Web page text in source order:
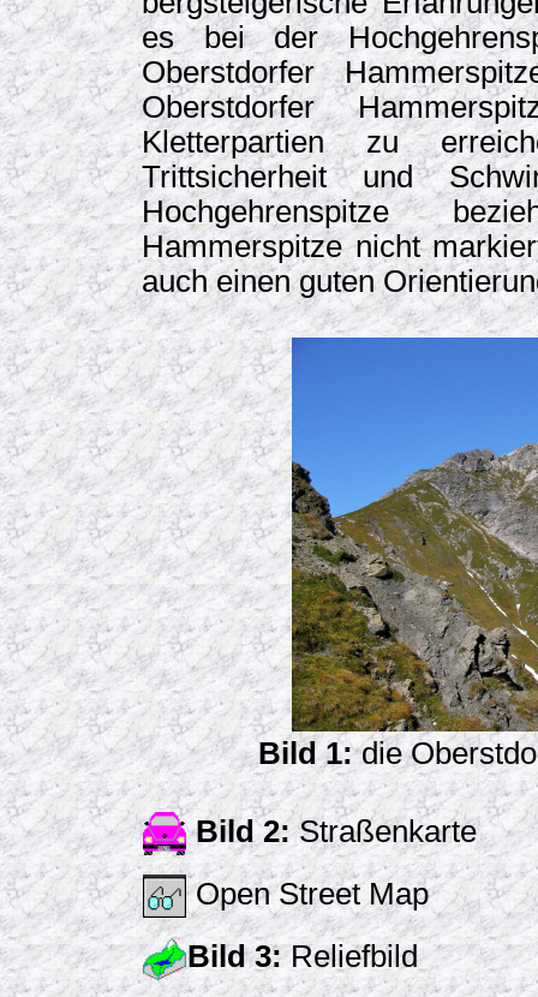
es bei der
Oberstdorfer
Oberstdorfer
Kletterpartien zu
Trittsicherheit und
Hochgehrenspitze
Hammerspitze nicht
auch einen guten
Bild 1:die
Bild 2:Straßenkarte
Open Street Map
Bild 3:Reliefbild